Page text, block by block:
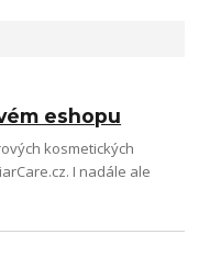
eshopu
kosmetických
I nadále ale